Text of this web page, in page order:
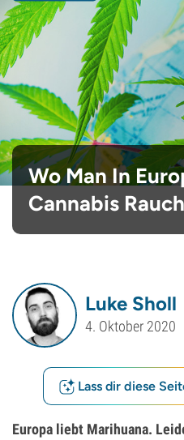
Wo Man In
Cannabis
Luke Sholl
4. Oktober 2020
Lass dir diese
Europa liebt Marihuana.